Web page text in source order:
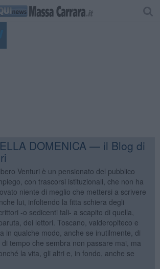
DOMENICA — il Blog di
Venturi è un pensionato del pubblico
con trascorsi istituzionali, che non ha
niente di meglio che mettersi a scrivere
lui, infoltendo la fitta schiera degli
-o sedicenti tali- a scapito di quella,
dei lettori. Toscano, valderopiteco e
in qualche modo, anche se inutilmente, di
tempo che sembra non passare mai, ma
la vita, gli altri e, in fondo, anche se